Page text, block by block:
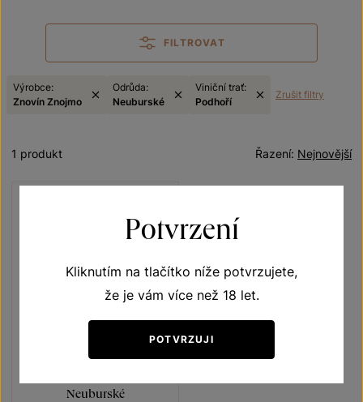
FILTROVAT
Výrobce:
Znovín Znojmo
Odrůda:
Neuburské
Viniční trať:
Podhoří
Zrušit filtry
Nejnovější
Řazení:
1 produkt
Neuburské
Potvrzení
Kliknutím na tlačítko níže potvrzujete,
že je vám více než 18 let.
POTVRZUJI